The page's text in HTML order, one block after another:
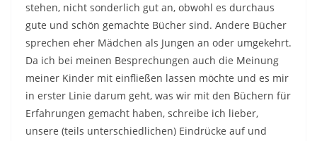
stehen, nicht sonderlich gut an, obwohl es durchaus
gute und schön gemachte Bücher sind. Andere Bücher
sprechen eher Mädchen als Jungen an oder umgekehrt.
Da ich bei meinen Besprechungen auch die Meinung
meiner Kinder mit einfließen lassen möchte und es mir
in erster Linie darum geht, was wir mit den Büchern für
Erfahrungen gemacht haben, schreibe ich lieber,
unsere (teils unterschiedlichen) Eindrücke auf und